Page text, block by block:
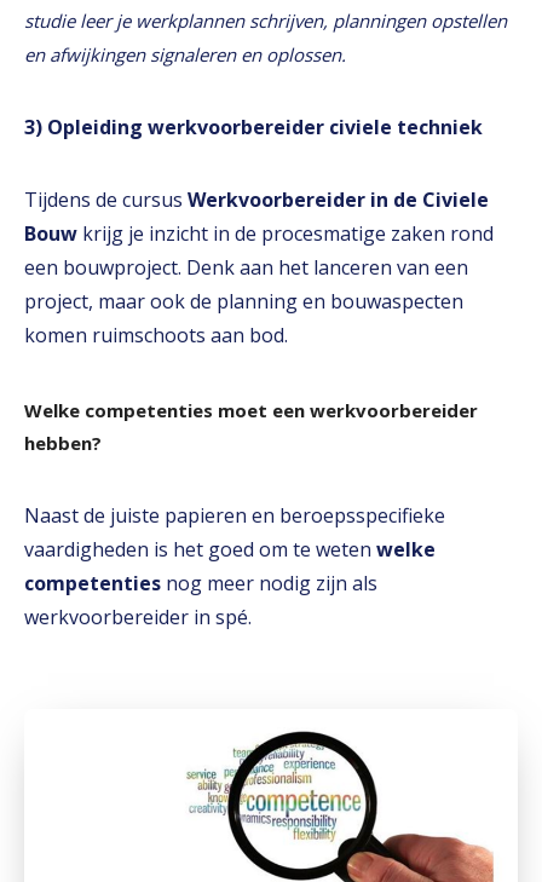
studie leer je werkplannen schrijven, planningen opstellen
en afwijkingen signaleren en oplossen.
3) Opleiding werkvoorbereider civiele techniek
Tijdens de cursus Werkvoorbereider in de Civiele
Bouw krijg je inzicht in de procesmatige zaken rond
een bouwproject. Denk aan het lanceren van een
project, maar ook de planning en bouwaspecten
komen ruimschoots aan bod.
Welke competenties moet een werkvoorbereider
hebben?
Naast de juiste papieren en beroepsspecifieke
vaardigheden is het goed om te weten welke
competenties nog meer nodig zijn als
werkvoorbereider in spé.